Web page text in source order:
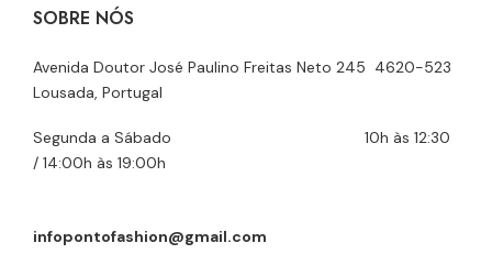
SOBRE NÓS
Avenida Doutor José Paulino Freitas Neto 245 4620-523
Lousada, Portugal
Segunda a Sábado 10h às 12:30
/ 14:00h às 19:00h
infopontofashion@gmail.com